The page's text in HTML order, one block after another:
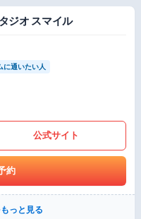
ジオ スマイル
に通いたい人
公式サイト
約
っと見る